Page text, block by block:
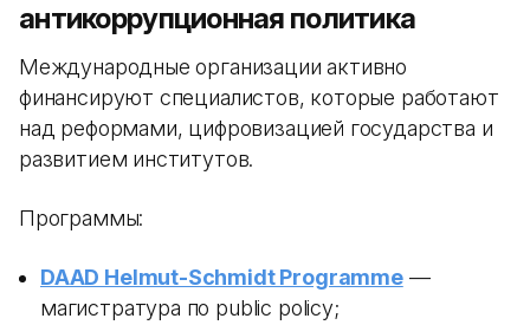
антикоррупционная политика
Международные организации активно
финансируют специалистов, которые работают
над реформами, цифровизацией государства и
развитием институтов.
Программы:
DAAD Helmut-Schmidt Programme—
магистратура по public policy;